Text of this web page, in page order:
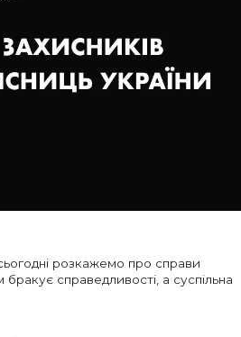
розкажемо про справи
справедливості, а суспільна